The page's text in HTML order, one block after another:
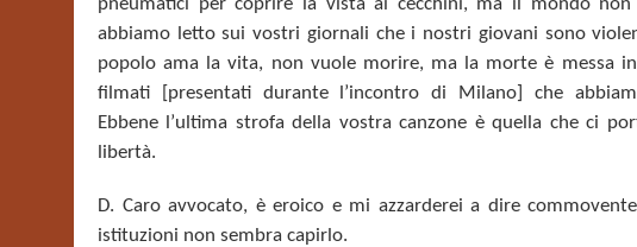
pneumatici per coprire la vista ai cecchini, ma il mondo
abbiamo letto sui vostri giornali che i nostri giovani sono
popolo ama la vita, non vuole morire, ma la morte è messa
filmati [presentati durante l’incontro di Milano] che
Ebbene
l’ultima strofa della vostra canzone è quella che ci
libertà.
D. Caro avvocato, è eroico e mi azzarderei a dire
istituzioni non sembra capirlo.